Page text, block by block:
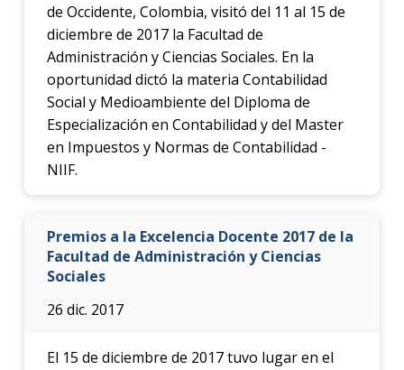
de Occidente, Colombia, visitó del 11 al 15 de
diciembre de 2017 la Facultad de
Administración y Ciencias Sociales. En la
oportunidad dictó la materia Contabilidad
Social y Medioambiente del Diploma de
Especialización en Contabilidad y del Master
en Impuestos y Normas de Contabilidad -
NIIF.
Premios a la Excelencia Docente 2017 de la
Facultad de Administración y Ciencias
Sociales
26 dic. 2017
El 15 de diciembre de 2017 tuvo lugar en el